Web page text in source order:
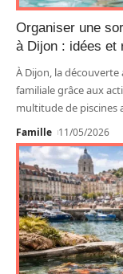
Organiser une
à Dijon : idées et
À Dijon, la
familiale grâce aux
multitude de piscines
Famille 11/05/2026